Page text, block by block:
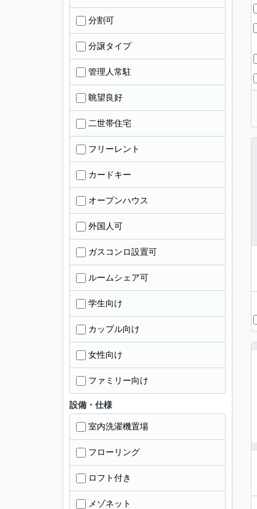
分割可
分譲タイプ
管理人常駐
眺望良好
二世帯住宅
フリーレント
カードキー
オープンハウス
外国人可
ガスコンロ設置可
ルームシェア可
学生向け
カップル向け
女性向け
ファミリー向け
設備・仕様
室内洗濯機置場
フローリング
ロフト付き
メゾネット